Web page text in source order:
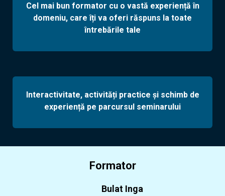
Cel mai bun formator cu o vastă experiență în
domeniu, care îți va oferi răspuns la toate
întrebările tale
Interactivitate, activități practice și schimb de
experiență pe parcursul seminarului
Formator
Bulat Inga